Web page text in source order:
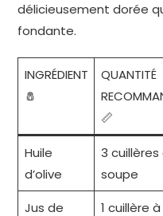
délicieusement dorée
fondante.
INGRÉDIENT
🧂
QUANTITÉ
📏
Huile
d’olive
3 cuillères
soupe
Jus de
1 cuillère à